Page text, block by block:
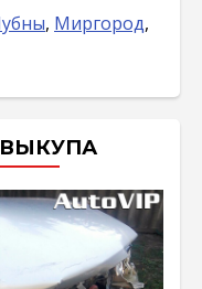
, Миргород,